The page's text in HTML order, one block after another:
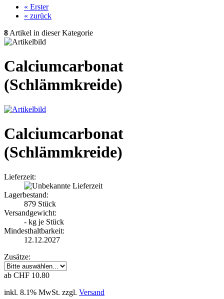
« Erster
« zurück
8 Artikel in dieser Kategorie
Calciumcarbonat
(Schlämmkreide)
Calciumcarbonat
(Schlämmkreide)
Lieferzeit:
Lagerbestand:
879 Stück
Versandgewicht:
- kg je Stück
Mindesthaltbarkeit:
12.12.2027
Zusätze:
ab CHF 10.80
inkl. 8.1% MwSt. zzgl. Versand